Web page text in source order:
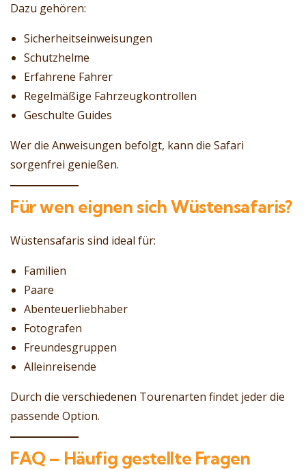
Dazu gehören:
Sicherheitseinweisungen
Schutzhelme
Erfahrene Fahrer
Regelmäßige Fahrzeugkontrollen
Geschulte Guides
Wer die Anweisungen befolgt, kann die Safari
sorgenfrei genießen.
Für wen eignen sich Wüstensafaris?
Wüstensafaris sind ideal für:
Familien
Paare
Abenteuerliebhaber
Fotografen
Freundesgruppen
Alleinreisende
Durch die verschiedenen Tourenarten findet jeder die
passende Option.
FAQ – Häufig gestellte Fragen